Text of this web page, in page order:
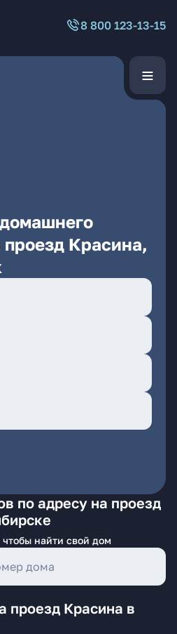
8 800 123-13-15
проезд Красина,
по адресу на проезд
чтобы найти свой дом
проезд Красина в